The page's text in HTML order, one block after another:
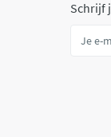
Schrijf